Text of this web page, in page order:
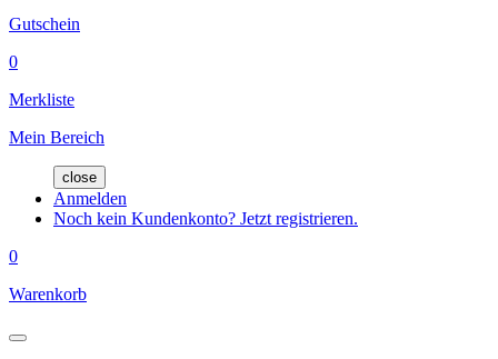
Gutschein
0
Merkliste
Mein Bereich
close
Anmelden
Noch kein Kundenkonto? Jetzt registrieren.
0
Warenkorb